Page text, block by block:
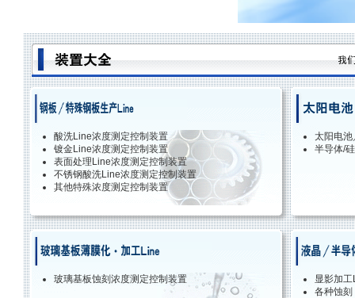
酸洗Line浓度测定控制装置
镀金Line浓度测定控制装置
表面处理Line浓度测定控制装置
不锈钢酸洗Line浓度测定控制装置
其他特殊浓度测定控制装置
太阳电池
半导体/
玻璃基板蚀刻浓度测定控制装置
显影加
各种蚀